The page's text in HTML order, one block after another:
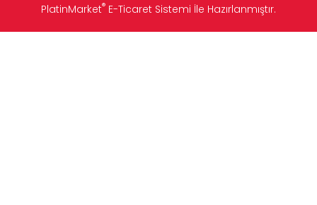
PlatinMarket® E-Ticaret Sistemi İle Hazırlanmıştır.